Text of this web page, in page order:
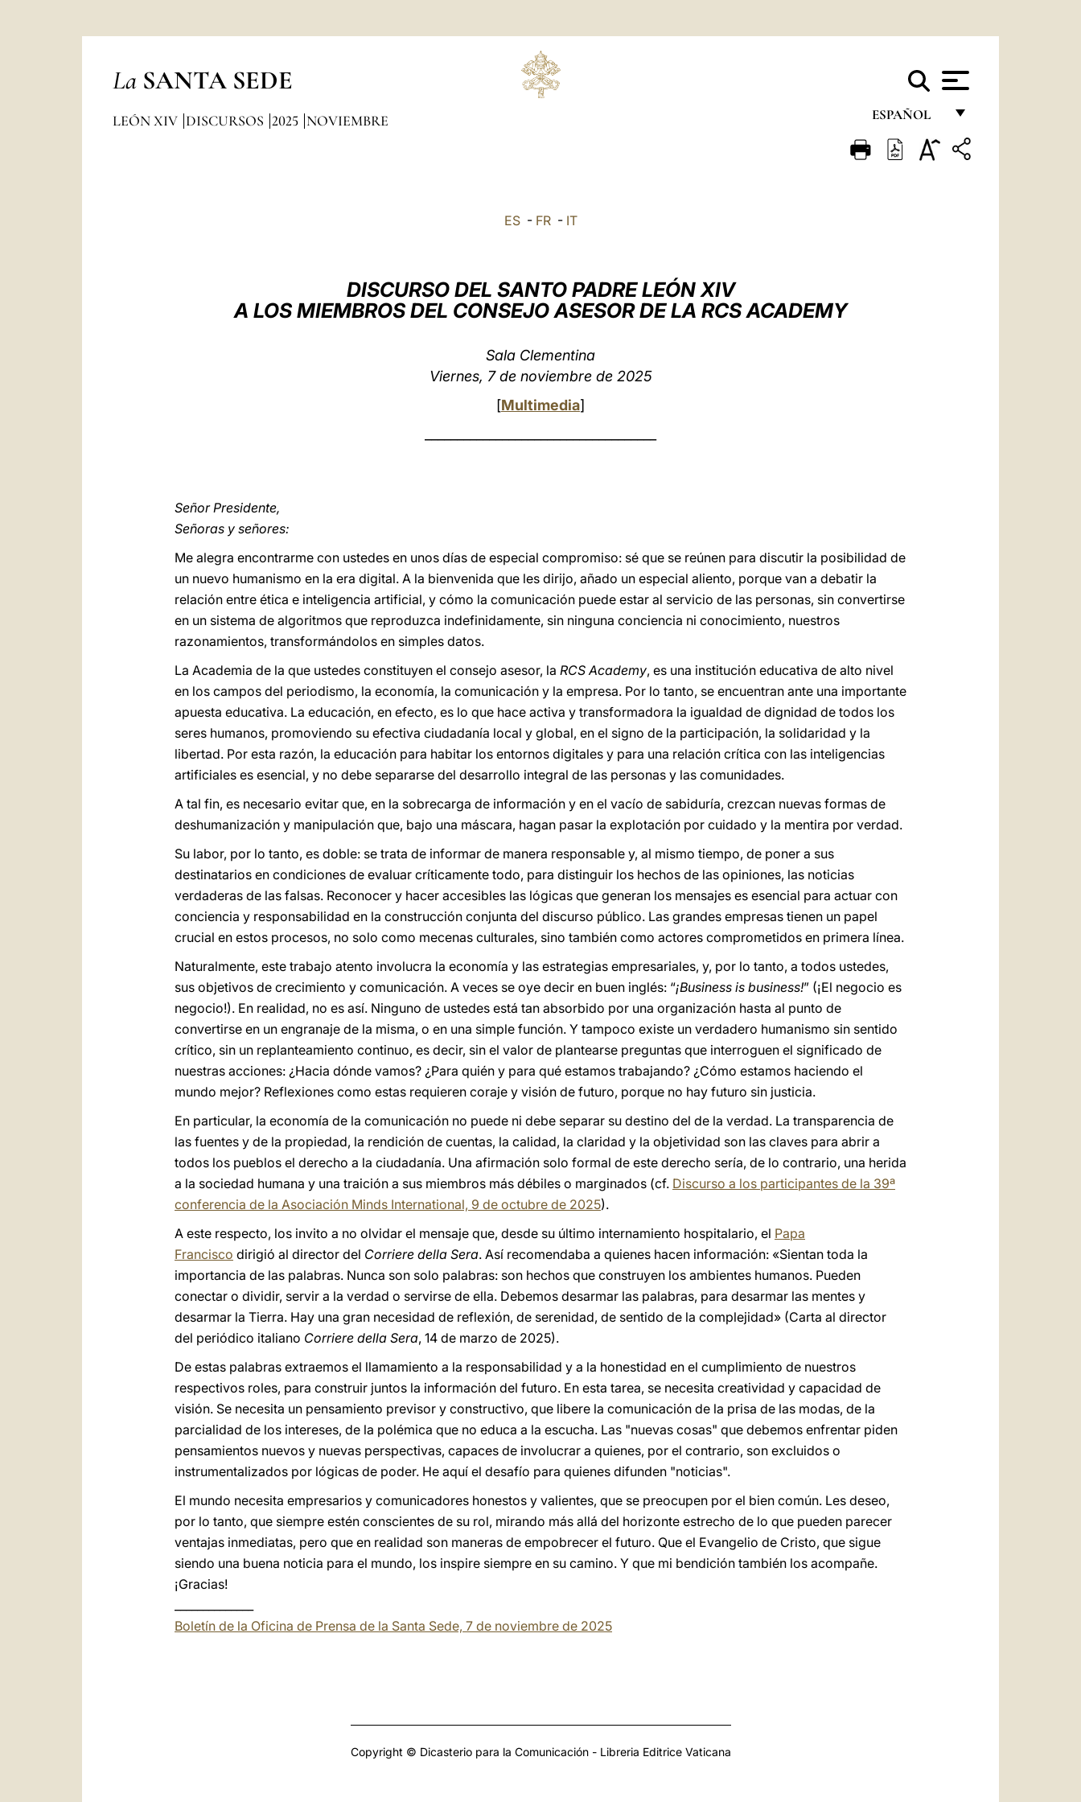
La SANTA SEDE
ESPAÑOL
FRANÇAIS
LEÓN XIV DISCURSOS 2025 NOVIEMBRE
ES- FR- IT
DISCURSO DEL SANTO PADRE LEÓN XIV
A LOS MIEMBROS DEL CONSEJO ASESOR DE LA RCS ACADEMY
Sala Clementina
Viernes, 7 de noviembre de 2025
[Multimedia]
Señor Presidente,
Señoras y señores:
Me alegra encontrarme con ustedes en unos días de especial compromiso: sé que se reúnen para discutir la posibilidad de
un nuevo humanismo en la era digital. A la bienvenida que les dirijo, añado un especial aliento, porque van a debatir la
relación entre ética e inteligencia artificial, y cómo la comunicación puede estar al servicio de las personas, sin convertirse
en un sistema de algoritmos que reproduzca indefinidamente, sin ninguna conciencia ni conocimiento, nuestros
razonamientos, transformándolos en simples datos.
La Academia de la que ustedes constituyen el consejo asesor, la RCS Academy, es una institución educativa de alto nivel
en los campos del periodismo, la economía, la comunicación y la empresa. Por lo tanto, se encuentran ante una importante
apuesta educativa. La educación, en efecto, es lo que hace activa y transformadora la igualdad de dignidad de todos los
seres humanos, promoviendo su efectiva ciudadanía local y global, en el signo de la participación, la solidaridad y la
libertad. Por esta razón, la educación para habitar los entornos digitales y para una relación crítica con las inteligencias
artificiales es esencial, y no debe separarse del desarrollo integral de las personas y las comunidades.
A tal fin, es necesario evitar que, en la sobrecarga de información y en el vacío de sabiduría, crezcan nuevas formas de
deshumanización y manipulación que, bajo una máscara, hagan pasar la explotación por cuidado y la mentira por verdad.
Su labor, por lo tanto, es doble: se trata de informar de manera responsable y, al mismo tiempo, de poner a sus
destinatarios en condiciones de evaluar críticamente todo, para distinguir los hechos de las opiniones, las noticias
verdaderas de las falsas. Reconocer y hacer accesibles las lógicas que generan los mensajes es esencial para actuar con
conciencia y responsabilidad en la construcción conjunta del discurso público. Las grandes empresas tienen un papel
crucial en estos procesos, no solo como mecenas culturales, sino también como actores comprometidos en primera línea.
Naturalmente, este trabajo atento involucra la economía y las estrategias empresariales, y, por lo tanto, a todos ustedes,
sus objetivos de crecimiento y comunicación. A veces se oye decir en buen inglés: “¡Business is business!” (¡El negocio es
negocio!). En realidad, no es así. Ninguno de ustedes está tan absorbido por una organización hasta al punto de
convertirse en un engranaje de la misma, o en una simple función. Y tampoco existe un verdadero humanismo sin sentido
crítico, sin un replanteamiento continuo, es decir, sin el valor de plantearse preguntas que interroguen el significado de
nuestras acciones: ¿Hacia dónde vamos? ¿Para quién y para qué estamos trabajando? ¿Cómo estamos haciendo el
mundo mejor? Reflexiones como estas requieren coraje y visión de futuro, porque no hay futuro sin justicia.
En particular, la economía de la comunicación no puede ni debe separar su destino del de la verdad. La transparencia de
las fuentes y de la propiedad, la rendición de cuentas, la calidad, la claridad y la objetividad son las claves para abrir a
todos los pueblos el derecho a la ciudadanía. Una afirmación solo formal de este derecho sería, de lo contrario, una herida
a la sociedad humana y una traición a sus miembros más débiles o marginados (cf. Discurso a los participantes de la 39ª
conferencia de la Asociación Minds International, 9 de octubre de 2025).
A este respecto, los invito a no olvidar el mensaje que, desde su último internamiento hospitalario, el Papa
Francisco dirigió al director del Corriere della Sera. Así recomendaba a quienes hacen información: «Sientan toda la
importancia de las palabras. Nunca son solo palabras: son hechos que construyen los ambientes humanos. Pueden
conectar o dividir, servir a la verdad o servirse de ella. Debemos desarmar las palabras, para desarmar las mentes y
desarmar la Tierra. Hay una gran necesidad de reflexión, de serenidad, de sentido de la complejidad» (Carta al director
del periódico italiano Corriere della Sera, 14 de marzo de 2025).
De estas palabras extraemos el llamamiento a la responsabilidad y a la honestidad en el cumplimiento de nuestros
respectivos roles, para construir juntos la información del futuro. En esta tarea, se necesita creatividad y capacidad de
visión. Se necesita un pensamiento previsor y constructivo, que libere la comunicación de la prisa de las modas, de la
parcialidad de los intereses, de la polémica que no educa a la escucha. Las "nuevas cosas" que debemos enfrentar piden
pensamientos nuevos y nuevas perspectivas, capaces de involucrar a quienes, por el contrario, son excluidos o
instrumentalizados por lógicas de poder. He aquí el desafío para quienes difunden "noticias".
El mundo necesita empresarios y comunicadores honestos y valientes, que se preocupen por el bien común. Les deseo,
por lo tanto, que siempre estén conscientes de su rol, mirando más allá del horizonte estrecho de lo que pueden parecer
ventajas inmediatas, pero que en realidad son maneras de empobrecer el futuro. Que el Evangelio de Cristo, que sigue
siendo una buena noticia para el mundo, los inspire siempre en su camino. Y que mi bendición también los acompañe.
¡Gracias!
Boletín de la Oficina de Prensa de la Santa Sede, 7 de noviembre de 2025
Copyright © Dicasterio para la Comunicación - Libreria Editrice Vaticana